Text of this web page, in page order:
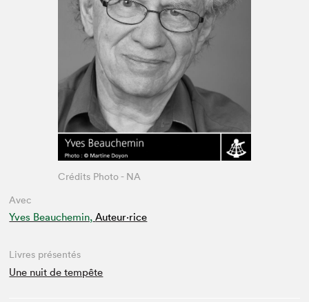
Avec
Yves Beauchemin, Auteur·rice
Crédits Photo - NA
Livres présentés
Une nuit de tempête